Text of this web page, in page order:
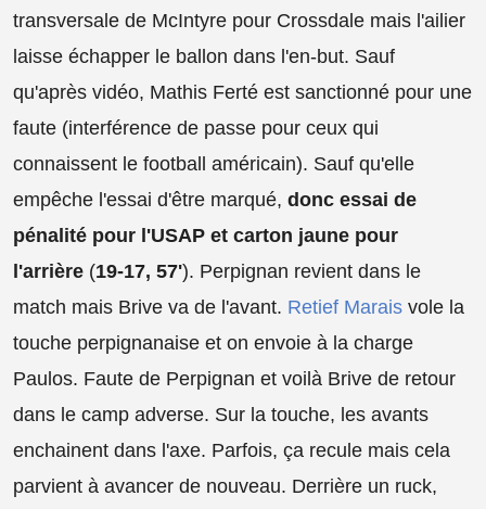
transversale de McIntyre pour Crossdale mais l'ailier
laisse échapper le ballon dans l'en-but. Sauf
qu'après vidéo, Mathis Ferté est sanctionné pour une
faute (interférence de passe pour ceux qui
connaissent le football américain). Sauf qu'elle
empêche l'essai d'être marqué, donc essai de
pénalité pour l'USAP et carton jaune pour
l'arrière (19-17, 57'). Perpignan revient dans le
match mais Brive va de l'avant. Retief Marais vole la
touche perpignanaise et on envoie à la charge
Paulos. Faute de Perpignan et voilà Brive de retour
dans le camp adverse. Sur la touche, les avants
enchainent dans l'axe. Parfois, ça recule mais cela
parvient à avancer de nouveau. Derrière un ruck,